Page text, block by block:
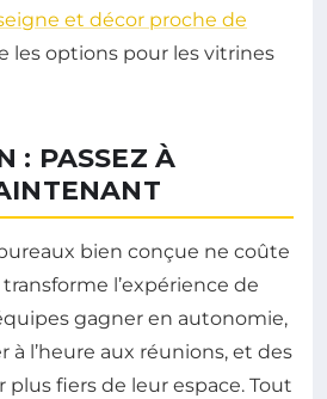
et décor proche de
les options pour les vitrines
: PASSEZ À
bien conçue ne coûte
l’expérience de
gagner en autonomie,
à l’heure aux réunions, et des
plus fiers de leur espace. Tout